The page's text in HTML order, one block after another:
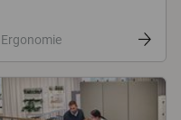
Ergonomie